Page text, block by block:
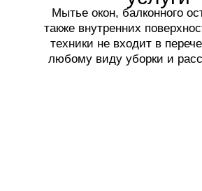
Мытье окон, балконного
также внутренних
техники не входит в
любому виду уборки и